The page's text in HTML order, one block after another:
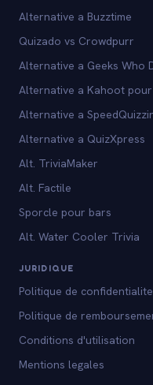
Alternative a Buzztime
Quizado vs Crowdpurr
Alternative a Geeks Who
Alternative a Kahoot
Alternative a
Alternative a QuizXpress
Alt. TriviaMaker
Alt. Factile
Sporcle pour bars
Alt. Water Cooler Trivia
JURIDIQUE
Politique de confidentialite
Politique de
Conditions d'utilisation
Mentions legales